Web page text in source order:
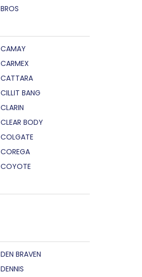
BROS
CAMAY
CARMEX
CATTARA
CILLIT BANG
CLARIN
CLEAR BODY
COLGATE
COREGA
COYOTE
DEN BRAVEN
DENNIS